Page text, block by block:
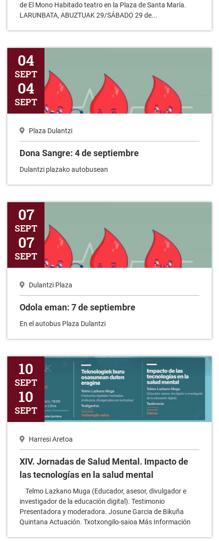
de El Mono Habitado teatro en la Plaza de Santa María.
LARUNBATA, ABUZTUAK 29/SÁBADO 29 de...
Dona Sangre: 4 de septiembre
04
SEPT
04
SEPT
Plaza Dulantzi
Dona Sangre: 4 de septiembre
Dulantzi plazako autobusean
Odola eman: 7 de septiembre
07
SEPT
07
SEPT
Dulantzi Plaza
Odola eman: 7 de septiembre
En el autobus Plaza Dulantzi
XIV. Jornadas de Salud Mental. Impacto de las tecnologías en
10
SEPT
10
SEPT
Harresi Aretoa
XIV. Jornadas de Salud Mental. Impacto de
las tecnologías en la salud mental
Telmo Lazkano Muga (Educador, asesor, divulgador e
investigador de la educación digital). Testimonio
Presentadora y moderadora. Josune Garcia de Bikuña
Quintana Actuación. Txotxongilo-saioa Más Información